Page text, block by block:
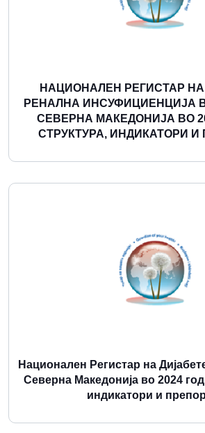
НАЦИОНАЛЕН РЕГИСТАР
РЕНАЛНА ИНСУФИЦИЕНЦИЈА
СЕВЕРНА МАКЕДОНИЈА ВО
СТРУКТУРА, ИНДИКАТОРИ И
Повеќе
Национален Регистар на
Северна Македонија во 2024
индикатори и